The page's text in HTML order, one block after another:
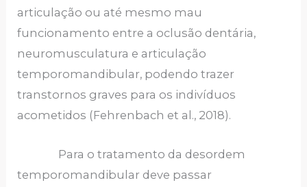
articulação ou até mesmo mau
funcionamento entre a oclusão dentária,
neuromusculatura e articulação
temporomandibular, podendo trazer
transtornos graves para os indivíduos
acometidos (Fehrenbach et al., 2018).
Para o tratamento da desordem
temporomandibular deve passar